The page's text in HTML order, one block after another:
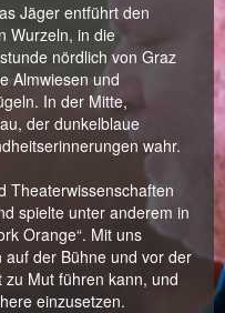
Jäger entführt den
Wurzeln, in die
nördlich von Graz
Almwiesen und
In der Mitte,
der dunkelblaue
wahr.
Theaterwissenschaften
spielte unter anderem in
Orange“. Mit uns
der Bühne und vor der
Mut führen kann, und
einzusetzen.